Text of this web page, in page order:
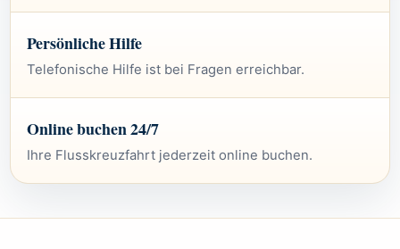
Persönliche Hilfe
Telefonische Hilfe ist bei Fragen erreichbar.
Online buchen 24/7
Ihre Flusskreuzfahrt jederzeit online buchen.